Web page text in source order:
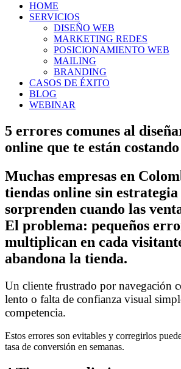
HOME
SERVICIOS
DISEÑO WEB
MARKETING REDES
POSICIONAMIENTO WEB
MAILING
BRANDING
CASOS DE ÉXITO
BLOG
WEBINAR
5 errores comunes al
online que te están
Muchas empresas en
tiendas online sin estrategia
sorprenden cuando las
El problema: pequeños
multiplican en cada
abandona la tienda.
Un cliente frustrado por navegación
lento o falta de confianza visual
competencia.
Estos errores son evitables y corregirlos
tasa de conversión en semanas.